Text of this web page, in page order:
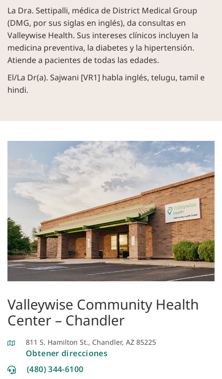
La Dra. Settipalli, médica de District Medical Group
(DMG, por sus siglas en inglés), da consultas en
Valleywise Health. Sus intereses clínicos incluyen la
medicina preventiva, la diabetes y la hipertensión.
Atiende a pacientes de todas las edades.
El/La Dr(a). Sajwani [VR1] habla inglés, telugu, tamil e
hindi.
Valleywise Community Health
Center – Chandler
811 S. Hamilton St., Chandler, AZ 85225
Obtener direcciones
(480) 344-6100